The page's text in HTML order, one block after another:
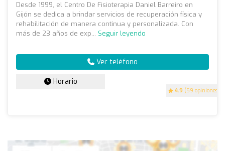
4.9 (59 opiniones)
Desde 1999, el Centro De Fisioterapia Daniel Barreiro en
Gijón se dedica a brindar servicios de recuperación física y
rehabilitación de manera continua y personalizada. Con
más de 23 años de exp... Seguir leyendo
Ver teléfono
Horario